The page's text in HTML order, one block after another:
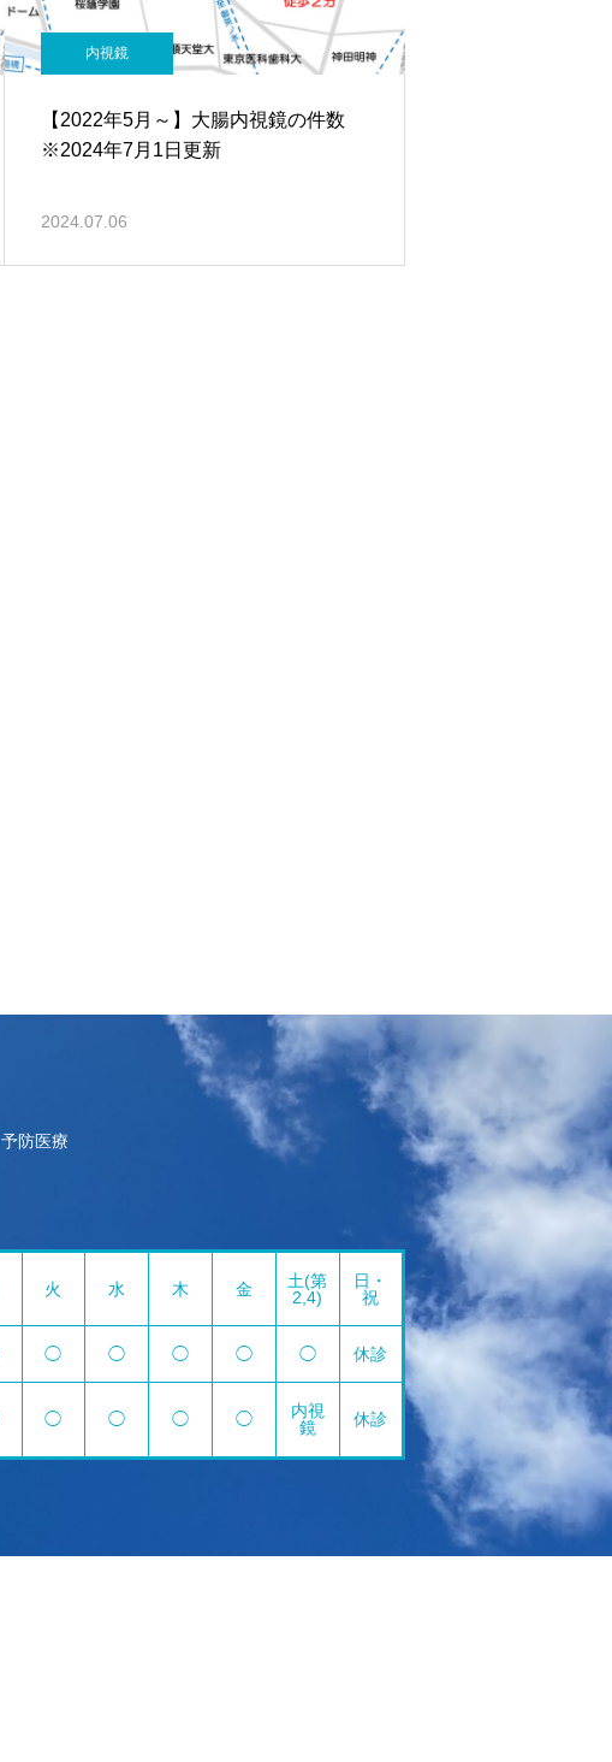
内視鏡
【2022年5月～】大腸内視鏡の件数
※2024年7月1日更新
2024.07.06
予防医療
火 水 木 金
土(第
2,4)
日・
祝
◯ ◯ ◯ ◯ ◯ 休診
◯ ◯ ◯ ◯
内視
鏡
休診